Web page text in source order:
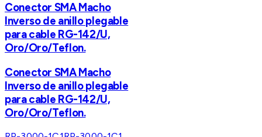
Conector SMA Macho
Inverso de anillo plegable
para cable RG-142/U,
Oro/Oro/Teflon.
Conector SMA Macho
Inverso de anillo plegable
para cable RG-142/U,
Oro/Oro/Teflon.